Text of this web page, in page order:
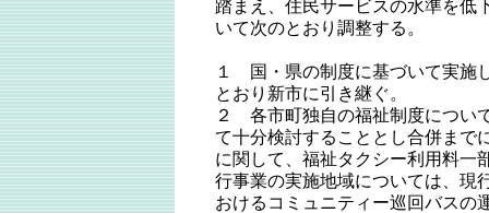
踏まえ、住民サービスの水準を低
いて次のとおり調整する。
１ 国・県の制度に基づいて実施
とおり新市に引き継ぐ。
２ 各市町独自の福祉制度につい
て十分検討することとし合併まで
に関して、福祉タクシー利用料一
行事業の実施地域については、現
おけるコミュニティー巡回バスの